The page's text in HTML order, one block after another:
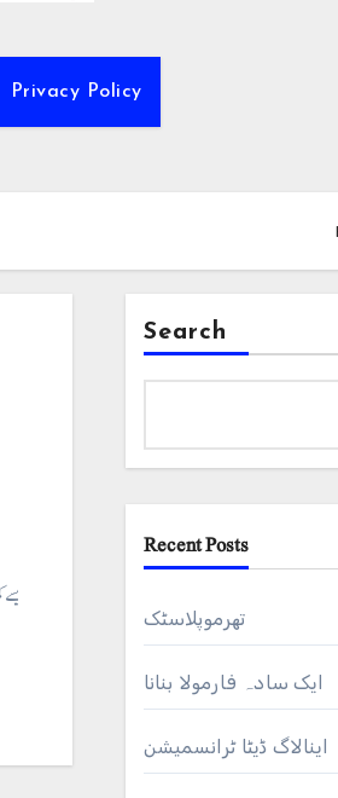
Privacy Policy
آن لائن پیسہ
Search
Recent Posts
تھرموپلاسٹک
ایک سادہ فارمولا بنانا
اینالاگ ڈیٹا ٹرانسمیشن